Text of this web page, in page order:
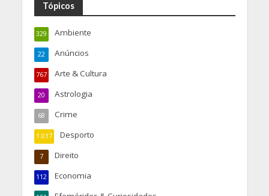
Tópicos
Ambiente
329
Anúncios
22
Arte & Cultura
767
Astrologia
20
Crime
68
Desporto
1.017
Direito
7
Economia
112